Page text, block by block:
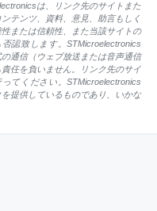
は、リンク先のサイトまた
テンツ、資料、意見、助言もしく
または信頼性、また当該サイトの
認致します。STMicroelectronics
通信（ウェブ放送または音声通信
任を負いません。リンク先のサイ
てください。STMicroelectronics
提供しているものであり、いかな